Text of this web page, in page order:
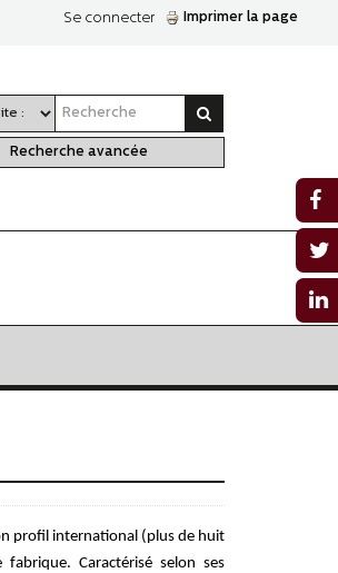
Se connecter Imprimer la page
Recherche avancée
profil international (plus de huit
Caractérisé selon ses